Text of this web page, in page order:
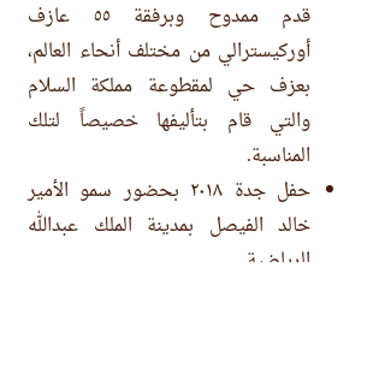
قدم ممدوح وبرفقة ٥٥ عازف
أوركيسترالي من مختلف أنحاء العالم،
بعزف حي لمقطوعة مملكة السلام
والتي قام بتأليفها خصيصاً لتلك
المناسبة.​
حفل جدة ٢٠١٨ بحضور سمو الأمير
خالد الفيصل بمدينة الملك عبدالله
الرياضية.